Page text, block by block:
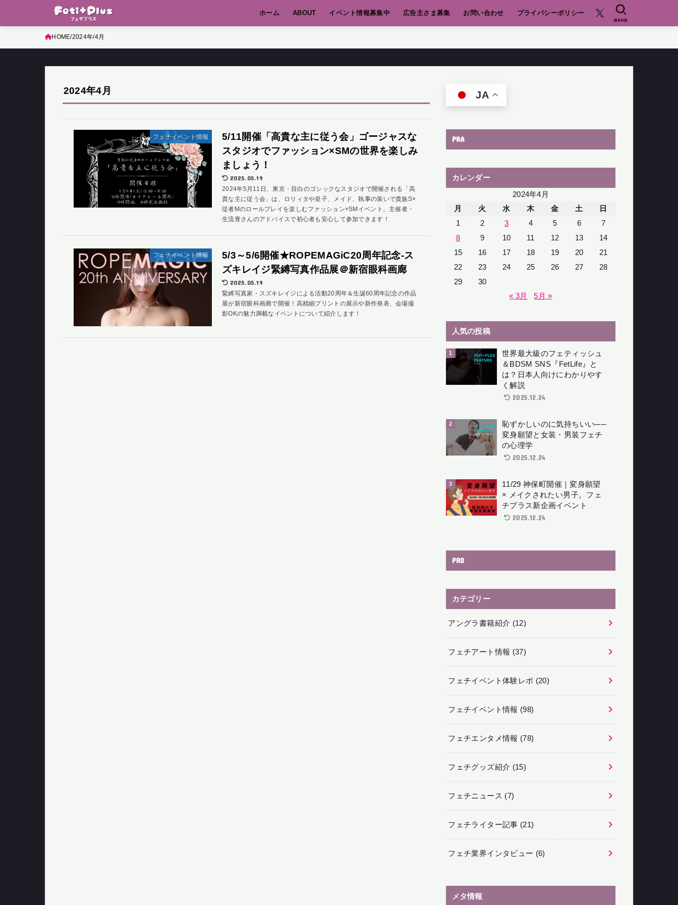
ホーム ABOUT イベント情報募集中 広告主さま募集 お問い合わせ プライバシーポリシー
SEARCH
HOME 2024年 4月
2024年4月
フェチイベント情報
5/11開催「高貴な主に従う会」ゴージャスな
スタジオでファッション×SMの世界を楽しみ
ましょう！
2025.05.19
2024年5月11日、東京・目白のゴシックなスタジオで開催される「高
貴な主に従う会」は、ロリィタや皇子、メイド、執事の装いで貴族S×
従者Mのロールプレイを楽しむファッション×SMイベント。主催者・
生流青さんのアドバイスで初心者も安心して参加できます！
フェチイベント情報
5/3～5/6開催★ROPEMAGiC20周年記念-ス
ズキレイジ緊縛写真作品展＠新宿眼科画廊
2025.05.19
緊縛写真家・スズキレイジによる活動20周年＆生誕60周年記念の作品
展が新宿眼科画廊で開催！高精細プリントの展示や新作発表、会場撮
影OKの魅力満載なイベントについて紹介します！
JA
PRA
カレンダー
2024年4月
月
火 水 木 金 土
日
1
2 3 4 5 6
7
8
9 10 11 12 13
14
15
16 17 18 19 20
21
22
23 24 25 26 27
28
29
30
« 3月
5月 »
人気の投稿
世界最大級のフェティッシュ
＆BDSM SNS『FetLife』と
は？日本人向けにわかりやす
く解説
2025.12.24
恥ずかしいのに気持ちいい──
変身願望と女装・男装フェチ
の心理学
2025.12.24
11/29 神保町開催｜変身願望
× メイクされたい男子。フェ
チプラス新企画イベント
2025.12.24
PRD
カテゴリー
アングラ書籍紹介 (12)
フェチアート情報 (37)
フェチイベント体験レポ (20)
フェチイベント情報 (98)
フェチエンタメ情報 (78)
フェチグッズ紹介 (15)
フェチニュース (7)
フェチライター記事 (21)
フェチ業界インタビュー (6)
メタ情報